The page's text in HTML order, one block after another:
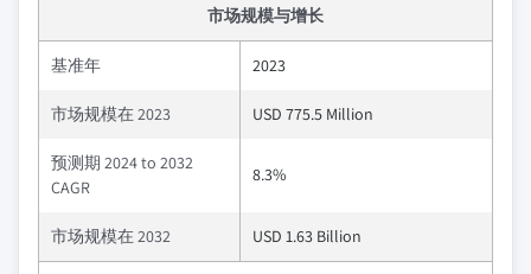
市场规模与增长
基准年 2023
市场规模在 2023 USD 775.5 Million
预测期 2024 to 2032
CAGR
8.3%
市场规模在 2032 USD 1.63 Billion